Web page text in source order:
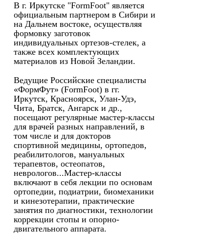
В г. Иркутске "FormFoot" является
официальным партнером в Сибири и
на Дальнем востоке, осуществляя
формовку заготовок
индивидуальных ортезов-стелек, а
также всех комплектующих
материалов из Новой Зеландии.
Ведущие Российские специалисты
«ФормФут» (FormFoot) в гг.
Иркутск, Красноярск, Улан-Удэ,
Чита, Братск, Ангарск и др.,
посещают регулярные мастер-классы
для врачей разных направлений, в
том числе и для докторов
спортивной медицины, ортопедов,
реабилитологов, мануальных
терапевтов, остеопатов,
неврологов...Мастер-классы
включают в себя лекции по основам
ортопедии, подиатрии, биомеханики
и кинезотерапии, практические
занятия по диагностики, технологии
коррекции стопы и опорно-
двигательного аппарата.